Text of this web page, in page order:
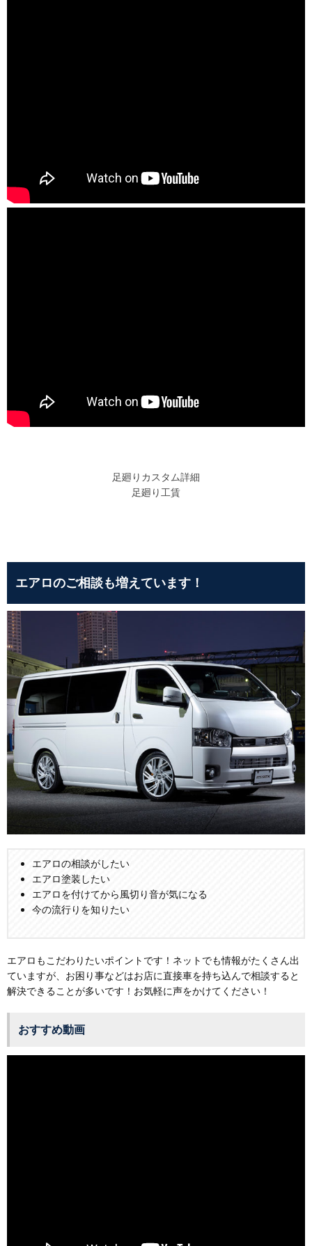
足廻りカスタム詳細
足廻り工賃
エアロのご相談も増えています！
エアロの相談がしたい
エアロ塗装したい
エアロを付けてから風切り音が気になる
今の流行りを知りたい
エアロもこだわりたいポイントです！ネットでも情報がたくさん出
ていますが、お困り事などはお店に直接車を持ち込んで相談すると
解決できることが多いです！お気軽に声をかけてください！
おすすめ動画